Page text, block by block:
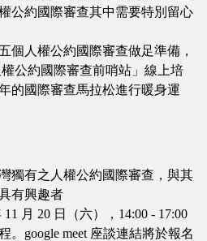
公約國際審查其中需要特別留心
個人權公約國際審查做足準備，
公約國際審查前哨站」線上培
的國際審查馬拉松進行暖身運
獨有之人權公約國際審查，與其
有興趣者
11 月 20 日（六），14:00 - 17:00
。google meet 座談連結將於報名